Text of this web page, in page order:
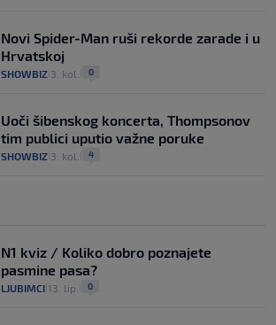
Novi Spider-Man ruši rekorde zarade i u
Hrvatskoj
SHOWBIZ 3. kol. 0
Uoči šibenskog koncerta, Thompsonov
tim publici uputio važne poruke
SHOWBIZ 3. kol. 4
N1 kviz / Koliko dobro poznajete
pasmine pasa?
LJUBIMCI 13. lip. 0